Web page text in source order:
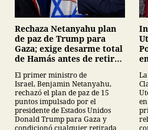
Rechaza Netanyahu plan
de paz de Trump para
Gaza; exige desarme total
de Hamás antes de retirar
El primer ministro de
Israel, Benjamin Netanyahu,
rechazó el plan de paz de 15
puntos impulsado por el
presidente de Estados Unidos
Donald Trump para Gaza y
condicionó cualquier retirada